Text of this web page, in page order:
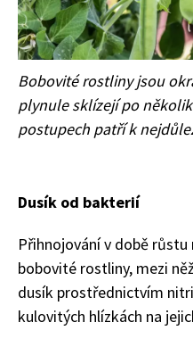
Bobovité rostliny jsou
plynule sklízejí po
postupech patří k
Dusík od bakterií
Přihnojování v době
bobovité rostliny, mezi
dusík prostřednictvím
kulovitých hlízkách na